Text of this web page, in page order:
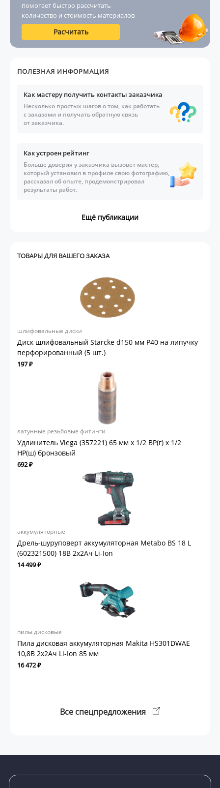
помогает быстро рассчитать
количество и стоимость материалов
Расчитать
ПОЛЕЗНАЯ ИНФОРМАЦИЯ
Как мастеру получить контакты заказчика
Несколько простых шагов о том, как работать
с заказами и получать обратную связь
от заказчика.
Как устроен рейтинг
Больше доверия у заказчика вызовет мастер,
который установил в профиле свою фотографию,
рассказал об опыте, продемонстрировал
результаты работ.
Ещё публикации
ТОВАРЫ ДЛЯ ВАШЕГО ЗАКАЗА
шлифовальные диски
Диск шлифовальный Starcke d150 мм P40 на липучку
перфорированный (5 шт.)
197 ₽
латунные резьбовые фитинги
Удлинитель Viega (357221) 65 мм х 1/2 ВР(г) х 1/2
НР(ш) бронзовый
692 ₽
аккумуляторные
Дрель-шуруповерт аккумуляторная Metabo BS 18 L
(602321500) 18В 2х2Ач Li-Ion
14 499 ₽
пилы дисковые
Пила дисковая аккумуляторная Makita HS301DWAE
10,8В 2х2Ач Li-Ion 85 мм
16 472 ₽
Все спецпредложения